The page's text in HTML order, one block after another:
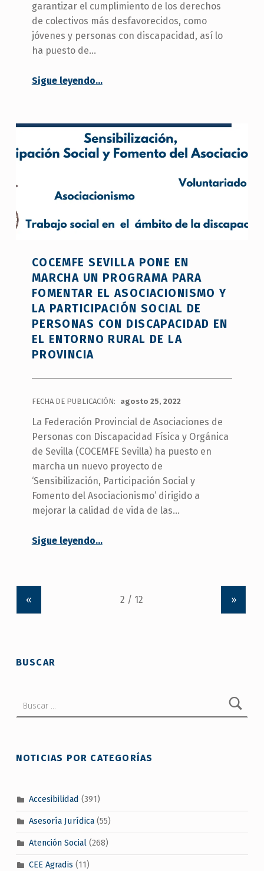
garantizar el cumplimiento de los derechos
de colectivos más desfavorecidos, como
jóvenes y personas con discapacidad, así lo
ha puesto de…
Sigue leyendo“Tercer Sector y Administraciones del ámbito rural trabajan para garantizar los derechos de jóvenes y personas con discapacidad”
…
COCEMFE SEVILLA PONE EN
MARCHA UN PROGRAMA PARA
FOMENTAR EL ASOCIACIONISMO Y
LA PARTICIPACIÓN SOCIAL DE
PERSONAS CON DISCAPACIDAD EN
EL ENTORNO RURAL DE LA
PROVINCIA
FECHA DE PUBLICACIÓN: agosto 25, 2022
La Federación Provincial de Asociaciones de
Personas con Discapacidad Física y Orgánica
de Sevilla (COCEMFE Sevilla) ha puesto en
marcha un nuevo proyecto de
‘Sensibilización, Participación Social y
Fomento del Asociacionismo’ dirigido a
mejorar la calidad de vida de las…
Sigue leyendo
“COCEMFE Sevilla pone en marcha un programa para fomentar el asociacionismo y la participación social de personas con discapacidad en el entorno rural de la provincia”
…
« »
BUSCAR
NOTICIAS POR CATEGORÍAS
Accesibilidad (391)
Asesoría Jurídica(55)
Atención Social(268)
CEE Agradis (11)